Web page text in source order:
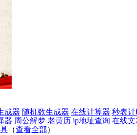
成器 随机数生成器 在线计算器 秒表计
器 周公解梦 老黄历 ip地址查询 在线
（查看全部）